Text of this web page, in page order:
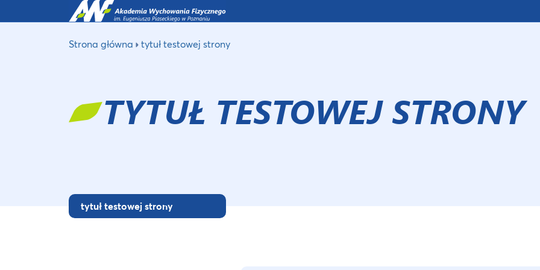
Strona główna tytuł testowej strony
TYTUŁ TESTOWEJ STRONY
tytuł testowej strony